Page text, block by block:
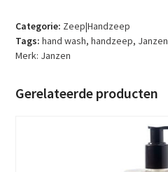
-
Fuchsia
69
aantal
Categorie: Zeep|Handzeep
Tags: hand wash,handzeep, Janzen
Merk: Janzen
Gerelateerde producten